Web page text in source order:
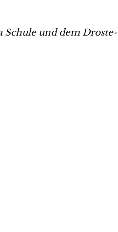
Schule und dem Droste-